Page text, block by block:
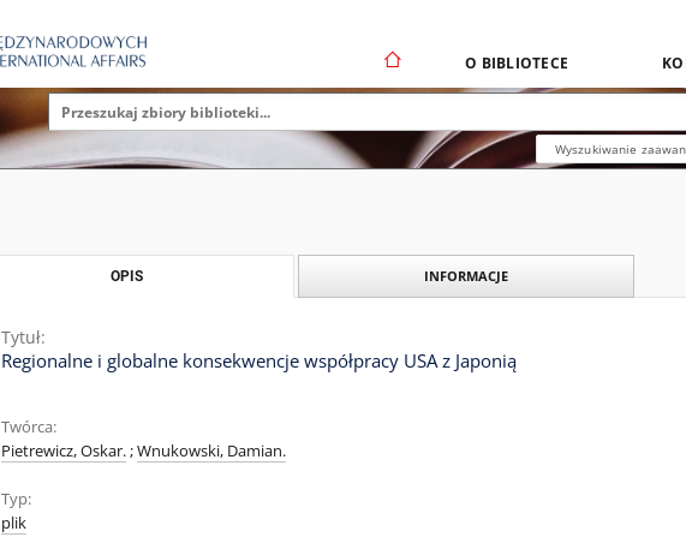
O BIBLIOTECE
Wyszukiwanie
OPIS INFORMACJE
Tytuł:
Regionalne i globalne konsekwencje współpracy USA z Japonią
Twórca:
Pietrewicz, Oskar.;Wnukowski, Damian.
Typ:
plik